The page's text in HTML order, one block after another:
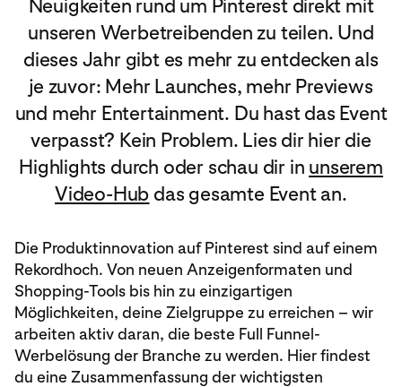
Neuigkeiten rund um Pinterest direkt mit
unseren Werbetreibenden zu teilen. Und
dieses Jahr gibt es mehr zu entdecken als
je zuvor: Mehr Launches, mehr Previews
und mehr Entertainment. Du hast das Event
verpasst? Kein Problem. Lies dir hier die
Highlights durch oder schau dir in unserem
Video-Hub das gesamte Event an.
Die Produktinnovation auf Pinterest sind auf einem
Rekordhoch. Von neuen Anzeigenformaten und
Shopping-Tools bis hin zu einzigartigen
Möglichkeiten, deine Zielgruppe zu erreichen – wir
arbeiten aktiv daran, die beste Full Funnel-
Werbelösung der Branche zu werden. Hier findest
du eine Zusammenfassung der wichtigsten